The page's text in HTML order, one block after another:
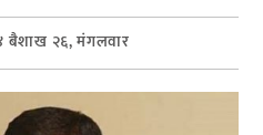
बैशाख २६, मंगलवार